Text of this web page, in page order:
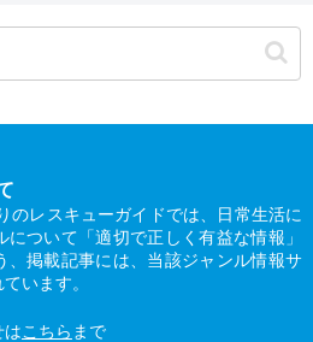
のレスキューガイドでは、日常生活に
ついて「適切で正しく有益な情報」
、掲載記事には、当該ジャンル情報サ
います。
はこちら まで